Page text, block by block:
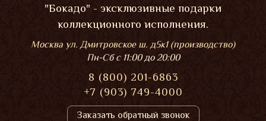
"Бокадо" - эксклюзивные подарки
коллекционного исполнения.
Москва ул. Дмитровское ш. д5к1 (производство)
Пн-Сбс 11:00 до 20:00
8 (800) 201-6863
+7 (903) 749-4000
Заказать обратный звонок